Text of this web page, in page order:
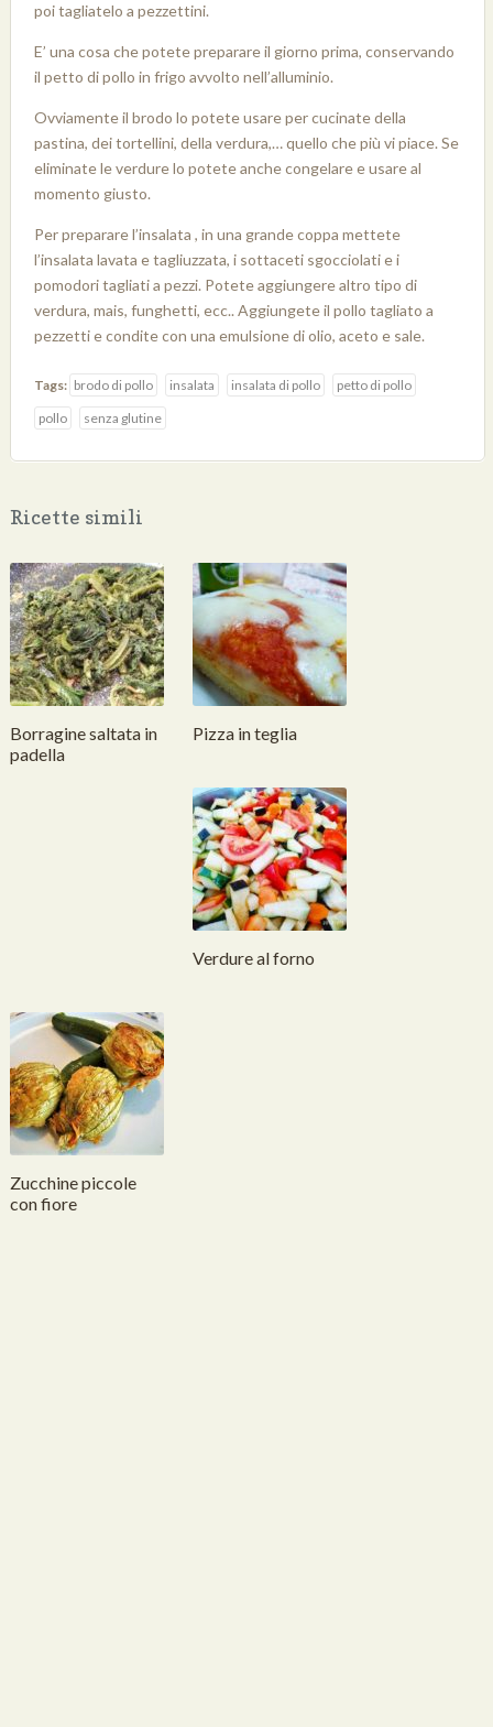
poi tagliatelo a pezzettini.
E’ una cosa che potete preparare il giorno prima, conservando
il petto di pollo in frigo avvolto nell’alluminio.
Ovviamente il brodo lo potete usare per cucinate della
pastina, dei tortellini, della verdura,… quello che più vi piace. Se
eliminate le verdure lo potete anche congelare e usare al
momento giusto.
Per preparare l’insalata , in una grande coppa mettete
l’insalata lavata e tagliuzzata, i sottaceti sgocciolati e i
pomodori tagliati a pezzi. Potete aggiungere altro tipo di
verdura, mais, funghetti, ecc.. Aggiungete il pollo tagliato a
pezzetti e condite con una emulsione di olio, aceto e sale.
Tags: brodo di pollo insalata insalata di pollo
petto di pollo
pollo
senza glutine
Ricette simili
Borragine saltata in
padella
Pizza in teglia
Verdure al forno
Zucchine piccole
con fiore